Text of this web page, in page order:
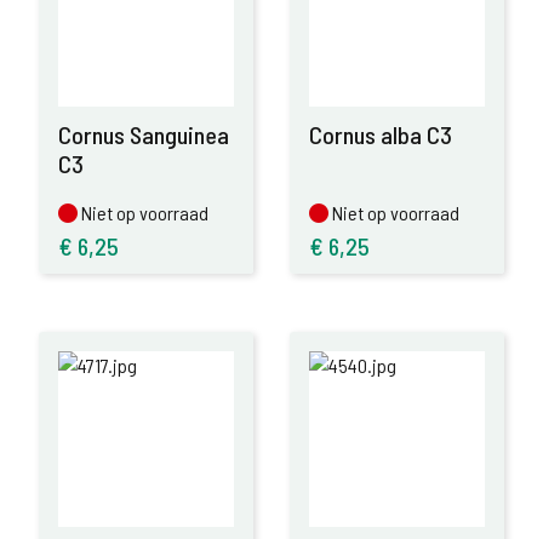
Cornus Sanguinea
C3
Niet op voorraad
Niet op voorraad
€ 6,25
Cornus alba C3
Niet op voorraad
Niet op voorraad
€ 6,25